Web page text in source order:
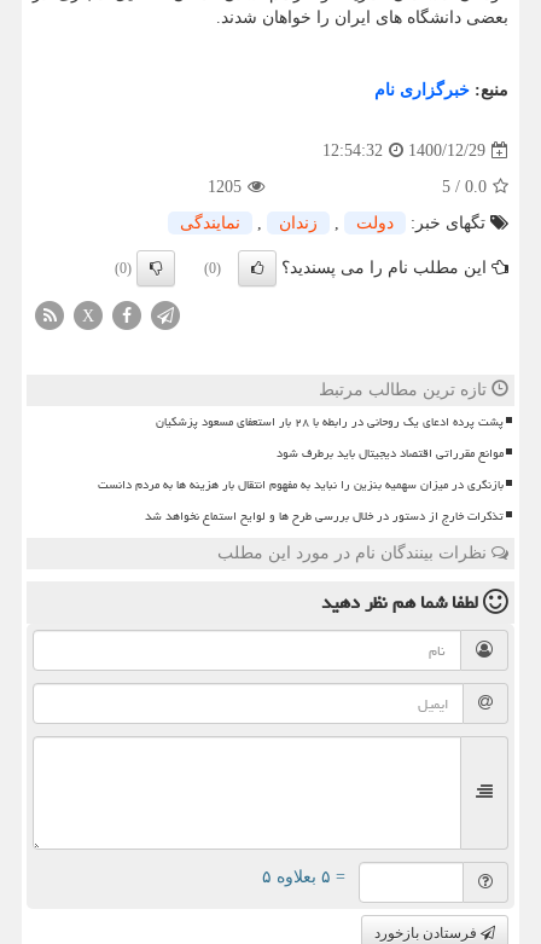
بعضی دانشگاه های ایران را خواهان شدند.
منبع: خبرگزاری نام
1400/12/29
12:54:32
0.0
/
5
1205
تگهای خبر:
دولت , زندان , نمایندگی
این مطلب نام را می پسندید؟ (0)
(0)
X
تازه ترین مطالب مرتبط
پشت پرده ادعای یک روحانی در رابطه با ۲۸ بار استعفای مسعود پزشکیان
موانع مقرراتی اقتصاد دیجیتال باید برطرف شود
بازنگری در میزان سهمیه بنزین را نباید به مفهوم انتقال بار هزینه ها به مردم دانست
تذکرات خارج از دستور در خلال بررسی طرح ها و لوایح استماع نخواهد شد
نظرات بینندگان نام در مورد این مطلب
لطفا شما همنظر دهید
= ۵ بعلاوه ۵
فرستادن بازخورد